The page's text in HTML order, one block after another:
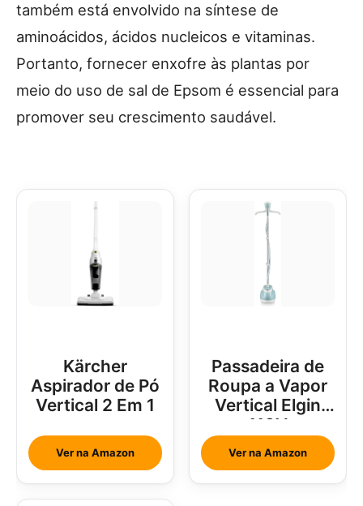
também está envolvido na síntese de
aminoácidos, ácidos nucleicos e vitaminas.
Portanto, fornecer enxofre às plantas por
meio do uso de sal de Epsom é essencial para
promover seu crescimento saudável.
Kärcher
Aspirador de Pó
Vertical 2 Em 1
Ver na Amazon
Passadeira de
Roupa a Vapor
Vertical Elgin
110V
Ver na Amazon